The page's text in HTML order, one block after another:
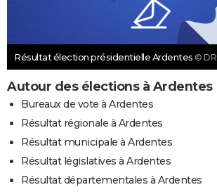
Résultat élection présidentielle Ardentes © DR
Autour des élections à Ardentes
Bureaux de vote à Ardentes
Résultat régionale à Ardentes
Résultat municipale à Ardentes
Résultat législatives à Ardentes
Résultat départementales à Ardentes